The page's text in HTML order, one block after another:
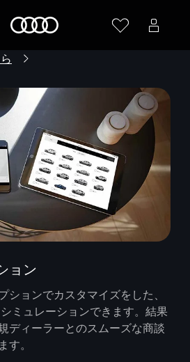
ョン
ションでカスタマイズをした、
ミュレーションできます。結果
ディーラーとのスムーズな商談
す。